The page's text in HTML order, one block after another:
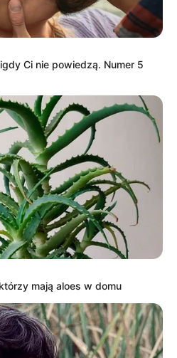
Ci nie powiedzą. Numer 5
mają aloes w domu